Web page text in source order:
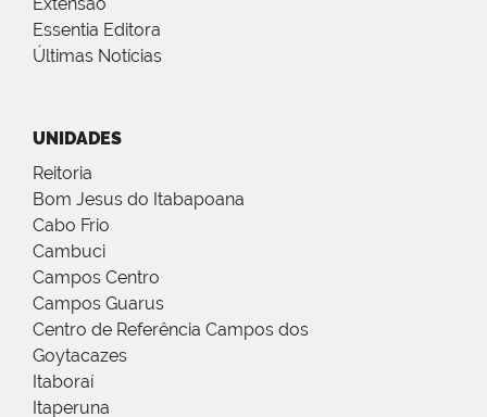
Essentia Editora
Últimas Notícias
UNIDADES
Reitoria
Bom Jesus do Itabapoana
Cabo Frio
Cambuci
Campos Centro
Campos Guarus
Centro de Referência Campos dos
Goytacazes
Itaboraí
Itaperuna